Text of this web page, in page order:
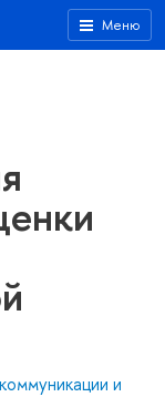
Меню
и